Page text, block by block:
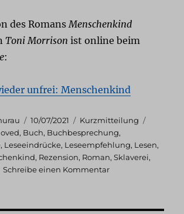
des RomansMenschenkind
Toni Morrison ist online beim
:
unfrei: Menschenkind
Veröffentlicht
am
10/07/2021 Format
Kurzmitteilung
, Buch, Buchbesprechung,
, Leseeindrücke, Leseempfehlung, Lesen,
, Rezension, Roman,Sklaverei,
Schreibe einen Kommentarzu